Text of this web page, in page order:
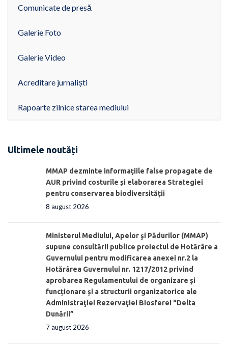
Comunicate de presă
Galerie Foto
Galerie Video
Acreditare jurnaliști
Rapoarte zilnice starea mediului
Ultimele noutăți
MMAP dezminte informațiile false propagate de
AUR privind costurile și elaborarea Strategiei
pentru conservarea biodiversității
8 august 2026
Ministerul Mediului, Apelor şi Pădurilor (MMAP)
supune consultării publice proiectul de Hotărâre a
Guvernului pentru modificarea anexei nr.2 la
Hotărârea Guvernului nr. 1217/2012 privind
aprobarea Regulamentului de organizare şi
funcționare și a structurii organizatorice ale
Administraţiei Rezervaţiei Biosferei “Delta
Dunării”
7 august 2026